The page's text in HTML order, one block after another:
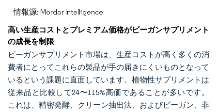
情報源: Mordor Intelligence
高い生産コストとプレミアム価格がビーガンサプリメント
の成長を制限
ビーガンサプリメント市場は、生産コストが高く多くの消
費者にとってこれらの製品が手の届きにくいものとなって
いるという課題に直面しています。植物性サプリメントは
従来品と比較して24〜115%高価であることが多いです。
これは、精密発酵、クリーン抽出法、およびビーガン、非